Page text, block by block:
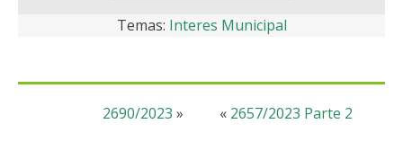
Temas: Interes Municipal
« 2657/2023 Parte 2
2690/2023 »